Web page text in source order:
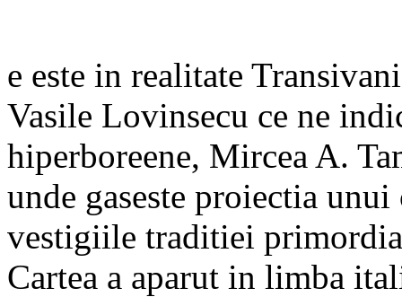
e este in realitate
Vasile Lovinsecu ce ne
hiperboreene, Mircea A.
unde gaseste proiectia
vestigiile traditiei
Cartea a aparut in limba